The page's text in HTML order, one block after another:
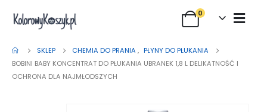
0
SKLEP CHEMIA DO PRANIA , PŁYNY DO PŁUKANIA
BOBINI BABY KONCENTRAT DO PŁUKANIA UBRANEK 1,8 L DELIKATNOŚĆ I
OCHRONA DLA NAJMŁODSZYCH